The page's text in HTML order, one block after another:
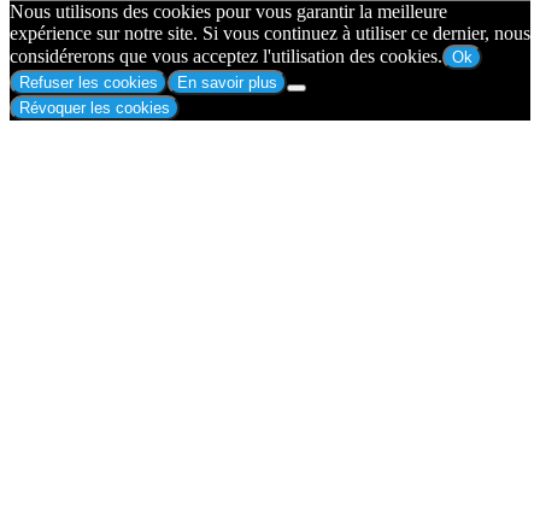
Nous utilisons des cookies pour vous garantir la meilleure
expérience sur notre site. Si vous continuez à utiliser ce dernier, nous
considérerons que vous acceptez l'utilisation des cookies. Ok
Refuser les cookies
En savoir plus
Révoquer les cookies